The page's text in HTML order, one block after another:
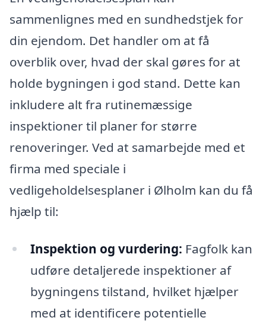
sammenlignes med en sundhedstjek for
din ejendom. Det handler om at få
overblik over, hvad der skal gøres for at
holde bygningen i god stand. Dette kan
inkludere alt fra rutinemæssige
inspektioner til planer for større
renoveringer. Ved at samarbejde med et
firma med speciale i
vedligeholdelsesplaner i Ølholm kan du få
hjælp til:
Inspektion og vurdering: Fagfolk kan
udføre detaljerede inspektioner af
bygningens tilstand, hvilket hjælper
med at identificere potentielle